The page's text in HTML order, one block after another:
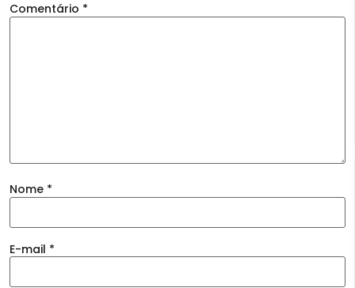
Comentário *
Nome *
E-mail *